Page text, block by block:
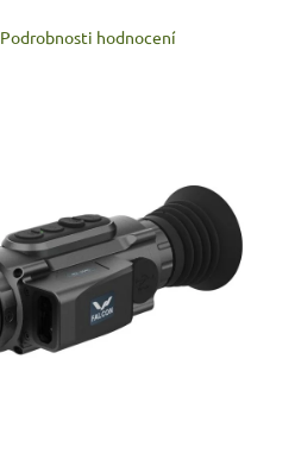
Podrobnosti hodnocení